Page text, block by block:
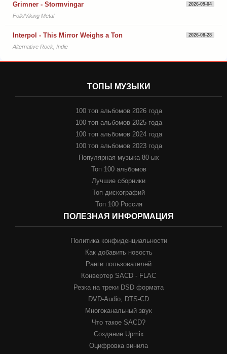
Grimner - Stormvingar 2026-09-04
Folk/Viking Metal
Interpol - This Mirror Weighs a Ton 2026-08-28
Alternative Rock, Indie
ТОПЫ МУЗЫКИ
100 топ альбомов 2026 года
100 топ альбомов 2025 года
100 топ альбомов 2024 года
100 топ альбомов 2023 года
Популярная музыка 80-ых
Топ 100 альбомов
Лучшие сборники
Топ дискографий
Топ 100 Россия
ПОЛЕЗНАЯ ИНФОРМАЦИЯ
Политика конфиденциальности
Как добавить новость
Ранги пользователей
Конвертер SACD - FLAC
Резка на треки DSD формата
DVD-Audio, DTS-CD
Многоканальный звук
Что такое SACD?
Создание Upmix
Оцифровка винила